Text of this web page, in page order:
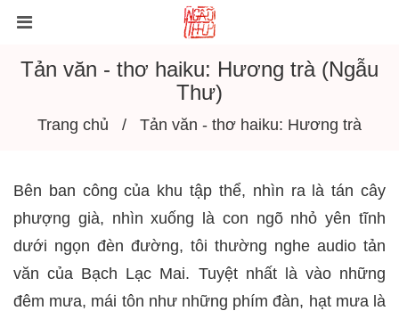
Tản văn - thơ haiku: Hương trà (Ngẫu
Thư)
Trang chủ Tản văn - thơ haiku: Hương trà
Bên ban công của khu tập thể, nhìn ra là tán cây
phượng già, nhìn xuống là con ngõ nhỏ yên tĩnh
dưới ngọn đèn đường, tôi thường nghe audio tản
văn của Bạch Lạc Mai. Tuyệt nhất là vào những
đêm mưa, mái tôn như những phím đàn, hạt mưa là